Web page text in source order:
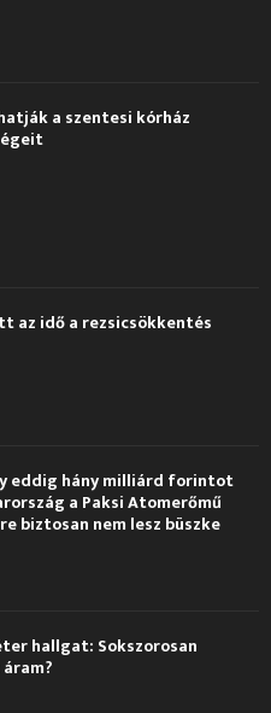
a szentesi kórház
az idő a rezsicsökkentés
eddig hány milliárd forintot
a Paksi Atomerőmű
biztosan nem lesz büszke
hallgat: Sokszorosan